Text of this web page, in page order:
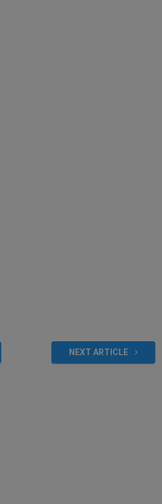
NEXT ARTICLE